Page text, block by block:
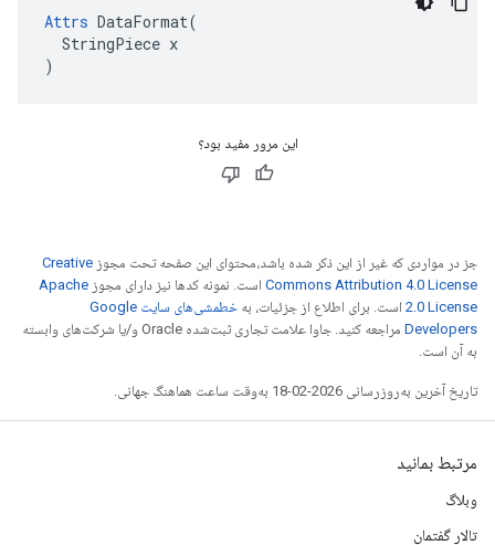
Attrs DataFormat(
  StringPiece x
)
این مرور مفید بود؟
جز در مواردی که غیر از این ذکر شده باشد،‌محتوای این صفحه تحت مجوز Creative
Commons Attribution 4.0 License است. نمونه کدها نیز دارای مجوز Apache
2.0 License است. برای اطلاع از جزئیات، به
خطمشی‌های سایت Google
Developers‏
مراجعه کنید. جاوا علامت تجاری ثبت‌شده Oracle و/یا شرکت‌های وابسته
به آن است.
تاریخ آخرین به‌روزرسانی 2026-02-18 به‌وقت ساعت هماهنگ جهانی.
مرتبط بمانید
وبلاگ
تالار گفتمان